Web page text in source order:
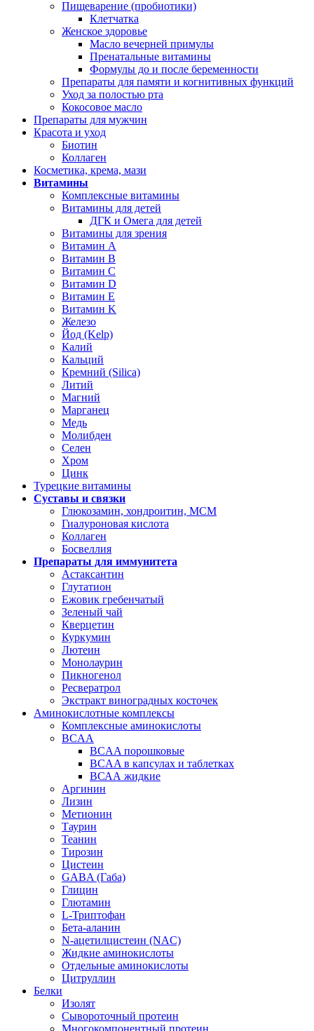
Пищеварение (пробиотики)
Клетчатка
Женское здоровье
Масло вечерней примулы
Пренатальные витамины
Формулы до и после беременности
Препараты для памяти и когнитивных функций
Уход за полостью рта
Кокосовое масло
Препараты для мужчин
Красота и уход
Биотин
Коллаген
Косметика, крема, мази
Витамины
Комплексные витамины
Витамины для детей
ДГК и Омега для детей
Витамины для зрения
Витамин А
Витамин В
Витамин C
Витамин D
Витамин Е
Витамин K
Железо
Йод (Kelp)
Калий
Кальций
Кремний (Silica)
Литий
Магний
Марганец
Медь
Молибден
Селен
Хром
Цинк
Турецкие витамины
Суставы и связки
Глюкозамин, хондроитин, МСМ
Гиалуроновая кислота
Коллаген
Босвеллия
Препараты для иммунитета
Астаксантин
Глутатион
Ежовик гребенчатый
Зеленый чай
Кверцетин
Куркумин
Лютеин
Монолаурин
Пикногенол
Ресвератрол
Экстракт виноградных косточек
Аминокислотные комплексы
Комплексные аминокислоты
BCAA
BCAA порошковые
BCAA в капсулах и таблетках
ВСАА жидкие
Аргинин
Лизин
Метионин
Таурин
Теанин
Тирозин
Цистеин
GABA (Габа)
Глицин
Глютамин
L-Триптофан
Бета-аланин
N-ацетилцистеин (NAC)
Жидкие аминокислоты
Отдельные аминокислоты
Цитруллин
Белки
Изолят
Сывороточный протеин
Многокомпонентный протеин